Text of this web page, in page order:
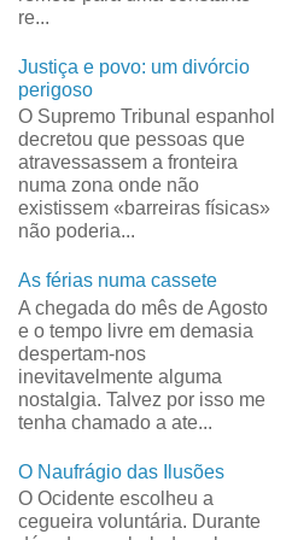
re...
Justiça e povo: um divórcio
perigoso
O Supremo Tribunal espanhol
decretou que pessoas que
atravessassem a fronteira
numa zona onde não
existissem «barreiras físicas»
não poderia...
As férias numa cassete
A chegada do mês de Agosto
e o tempo livre em demasia
despertam-nos
inevitavelmente alguma
nostalgia. Talvez por isso me
tenha chamado a ate...
O Naufrágio das Ilusões
O Ocidente escolheu a
cegueira voluntária. Durante